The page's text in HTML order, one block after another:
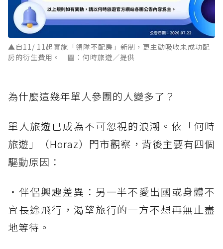
▲自11/ 11起實施「領隊不配房」新制，更主動吸收未成功配
房的衍生費用。 圖：何時旅遊／提供
為什麼這幾年單人參團的人變多了？
單人旅遊已成為不可忽視的浪潮。依「何時
旅遊」（Horaz）門市觀察，背後主要有四個
驅動原因：
・伴侶興趣差異：另一半不愛出國或身體不
宜長途飛行，渴望旅行的一方不想再無止盡
地等待。